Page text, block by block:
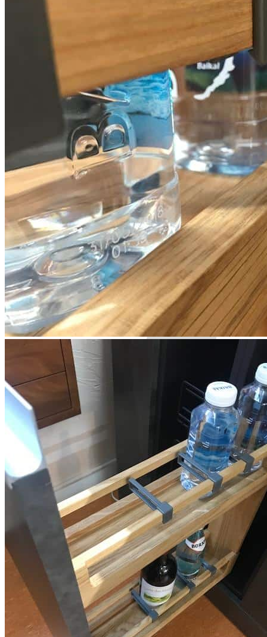
Корзина изготовлена вручную в России.
Направляющие произведены в Австрии.
Сделано вручную в России
Обратите внимание:это эксклюзивное изделие
премиального качества по привлекательной цене на
российском рынке.
Информация
Юридическая информация
Политика конфиденциальности
©2020 - 2026 «ONLY-WOOD»
Мы в соцсетях: